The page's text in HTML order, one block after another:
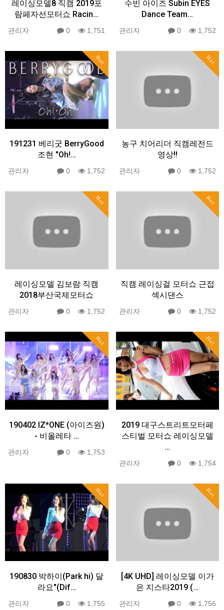
레이싱모델8 직캠 2019포
람페자선모터쇼 Racin…
관리자 0 1,751
수빈 아이즈 Subin EYES
Dance Team…
관리자 0 1,752
Hot
191231 베리굿 BerryGood
조현 "Oh!…
관리자 0 1,752
Hot
농구 치어리더 직캠레전드
영상!!
관리자 0 1,752
Hot
레이싱모델 김보람 직캠
2018부산국제모터쇼
관리자 0 1,752
Hot
직캠 레이싱걸 모터쇼 근접
섹시댄스
관리자 0 1,752
Hot
190402 IZ*ONE (아이즈원)
- 비올레타 …
관리자 0 1,753
Hot
2019 대구스트리트모터페
스티벌 모터쇼 레이싱모델
…
관리자 0 1,754
Hot
190830 박하이(Park hi) 달
라요"(Dif…
관리자 0 1,755
Hot
[4K UHD] 레이싱모델 이가
은 지스타2019 (…
관리자 0 1,756